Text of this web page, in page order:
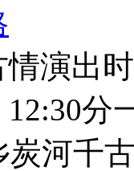
演出
分
炭河千